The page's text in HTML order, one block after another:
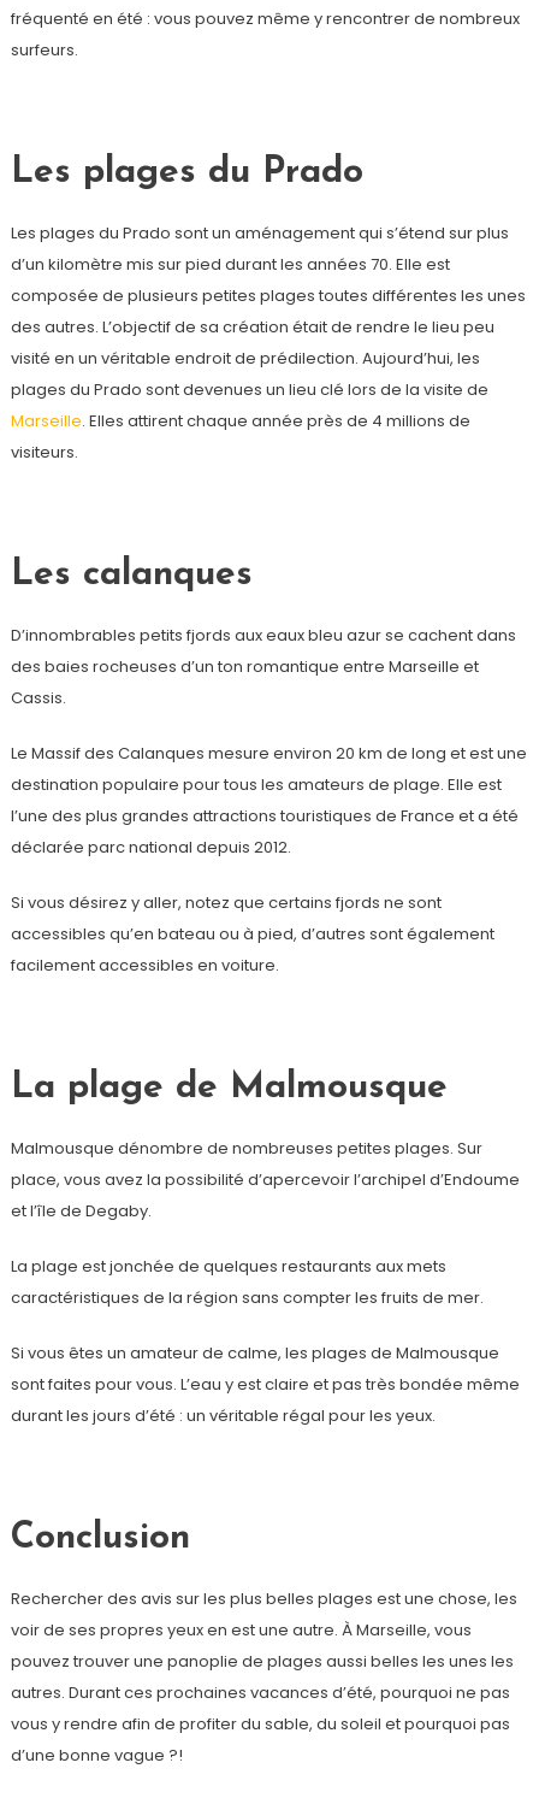
fréquenté en été : vous pouvez même y rencontrer de nombreux
surfeurs.
Les plages du Prado
Les plages du Prado sont un aménagement qui s’étend sur plus
d’un kilomètre mis sur pied durant les années 70. Elle est
composée de plusieurs petites plages toutes différentes les unes
des autres. L’objectif de sa création était de rendre le lieu peu
visité en un véritable endroit de prédilection. Aujourd’hui, les
plages du Prado sont devenues un lieu clé lors de la visite de
Marseille. Elles attirent chaque année près de 4 millions de
visiteurs.
Les calanques
D’innombrables petits fjords aux eaux bleu azur se cachent dans
des baies rocheuses d’un ton romantique entre Marseille et
Cassis.
Le Massif des Calanques mesure environ 20 km de long et est une
destination populaire pour tous les amateurs de plage. Elle est
l’une des plus grandes attractions touristiques de France et a été
déclarée parc national depuis 2012.
Si vous désirez y aller, notez que certains fjords ne sont
accessibles qu’en bateau ou à pied, d’autres sont également
facilement accessibles en voiture.
La plage de Malmousque
Malmousque dénombre de nombreuses petites plages. Sur
place, vous avez la possibilité d’apercevoir l’archipel d’Endoume
et l’île de Degaby.
La plage est jonchée de quelques restaurants aux mets
caractéristiques de la région sans compter les fruits de mer.
Si vous êtes un amateur de calme, les plages de Malmousque
sont faites pour vous. L’eau y est claire et pas très bondée même
durant les jours d’été : un véritable régal pour les yeux.
Conclusion
Rechercher des avis sur les plus belles plages est une chose, les
voir de ses propres yeux en est une autre. À Marseille, vous
pouvez trouver une panoplie de plages aussi belles les unes les
autres. Durant ces prochaines vacances d’été, pourquoi ne pas
vous y rendre afin de profiter du sable, du soleil et pourquoi pas
d’une bonne vague ?!